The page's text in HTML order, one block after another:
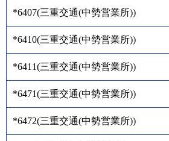
*6407(三重交通(中勢営業所))
*6410(三重交通(中勢営業所))
*6411(三重交通(中勢営業所))
*6471(三重交通(中勢営業所))
*6472(三重交通(中勢営業所))